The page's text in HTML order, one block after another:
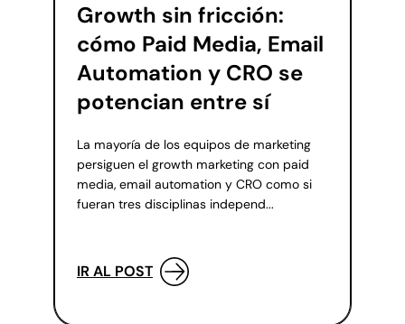
Growth sin fricción:
cómo Paid Media, Email
Automation y CRO se
potencian entre sí
La mayoría de los equipos de marketing
persiguen el growth marketing con paid
media, email automation y CRO como si
fueran tres disciplinas independ...
IR AL POST